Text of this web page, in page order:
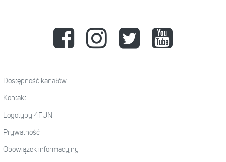
Dostępność kanałów
Kontakt
Logotypy 4FUN
Prywatność
Obowiązek informacyjny